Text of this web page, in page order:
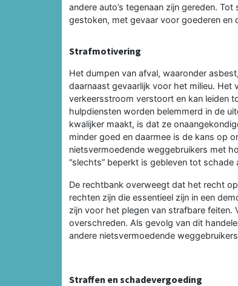
andere auto’s tegenaan zijn gereden.
gestoken, met gevaar voor goederen en
Strafmotivering
Het dumpen van afval, waaronder
daarnaast gevaarlijk voor het milieu. Het
verkeersstroom verstoort en kan leiden
hulpdiensten worden belemmerd in de
kwalijker maakt, is dat ze
minder goed en daarmee is de kans op
nietsvermoedende weggebruikers met
“slechts” beperkt is gebleven tot
De rechtbank overweegt dat het recht
rechten zijn die essentieel zijn in een
zijn voor het plegen van strafbare feiten.
overschreden. Als gevolg van dit
andere nietsvermoedende
Straffen en schadevergoeding